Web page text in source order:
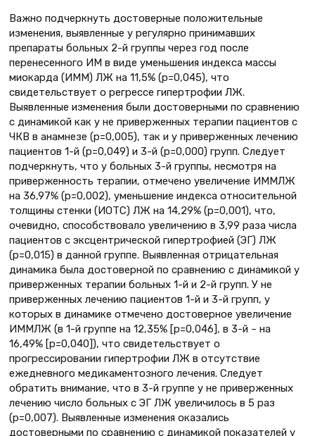
Важно подчеркнуть достоверные положительные
изменения, выявленные у регулярно принимавших
препараты больных 2-й группы через год после
перенесенного ИМ в виде уменьшения индекса массы
миокарда (ИММ) ЛЖ на 11,5% (р=0,045), что
свидетельствует о регрессе гипертрофии ЛЖ.
Выявленные изменения были достоверными по сравнению
с динамикой как у не приверженных терапии пациентов с
ЧКВ в анамнезе (р=0,005), так и у приверженных лечению
пациентов 1-й (р=0,049) и 3-й (р=0,000) групп. Следует
подчеркнуть, что у больных 3-й группы, несмотря на
приверженность терапии, отмечено увеличение ИММЛЖ
на 36,97% (р=0,002), уменьшение индекса относительной
толщины стенки (ИОТС) ЛЖ на 14,29% (р=0,001), что,
очевидно, способствовало увеличению в 3,99 раза числа
пациентов с эксцентрической гипертрофией (ЭГ) ЛЖ
(р=0,015) в данной группе. Выявленная отрицательная
динамика была достоверной по сравнению с динамикой у
приверженных терапии больных 1-й и 2-й групп. У не
приверженных лечению пациентов 1-й и 3-й групп, у
которых в динамике отмечено достоверное увеличение
ИММЛЖ (в 1-й группе на 12,35% [р=0,046], в 3-й – на
16,49% [р=0,040]), что свидетельствует о
прогрессировании гипертрофии ЛЖ в отсутствие
ежедневного медикаментозного лечения. Следует
обратить внимание, что в 3-й группе у не приверженных
лечению число больных с ЭГ ЛЖ увеличилось в 5 раз
(р=0,007). Выявленные изменения оказались
достоверными по сравнению с динамикой показателей у